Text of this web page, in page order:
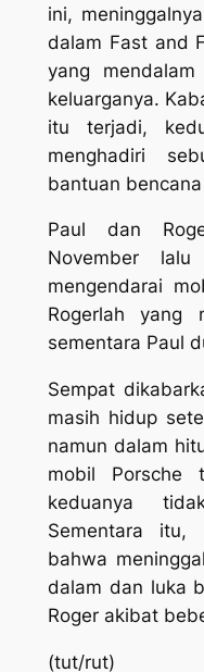
ini,
dalam Fast and
yang
keluarganya.
itu terjadi,
menghadiri
bantuan
Paul dan
November
mengendarai
Rogerlah yang
sementara Paul
Sempat
masih hidup
namun dalam
mobil Porsche
keduanya
Sementara itu,
bahwa
dalam dan luka
Roger akibat
(tut/rut)